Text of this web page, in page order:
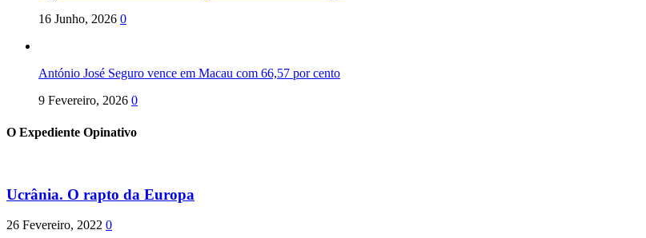
16 Junho, 2026 0
António José Seguro vence em Macau com 66,57 por cento
9 Fevereiro, 2026 0
O Expediente Opinativo
Ucrânia. O rapto da Europa
26 Fevereiro, 2022 0